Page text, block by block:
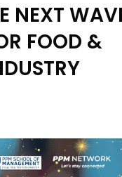
NEXT
FOOD &